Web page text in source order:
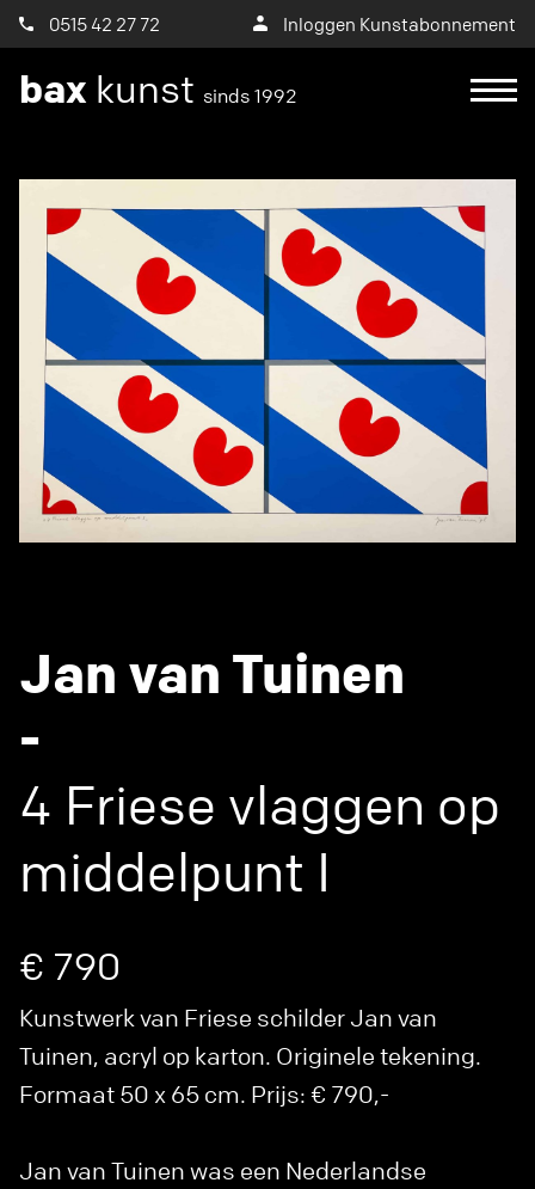
0515 42 27 72 Inloggen Kunstabonnement
bax kunst sinds 1992
Jan van Tuinen
-
4 Friese vlaggen op
middelpunt I
€ 790
Kunstwerk van Friese schilder Jan van
Tuinen, acryl op karton. Originele tekening.
Formaat 50 x 65 cm. Prijs: € 790,-
Jan van Tuinen was een Nederlandse